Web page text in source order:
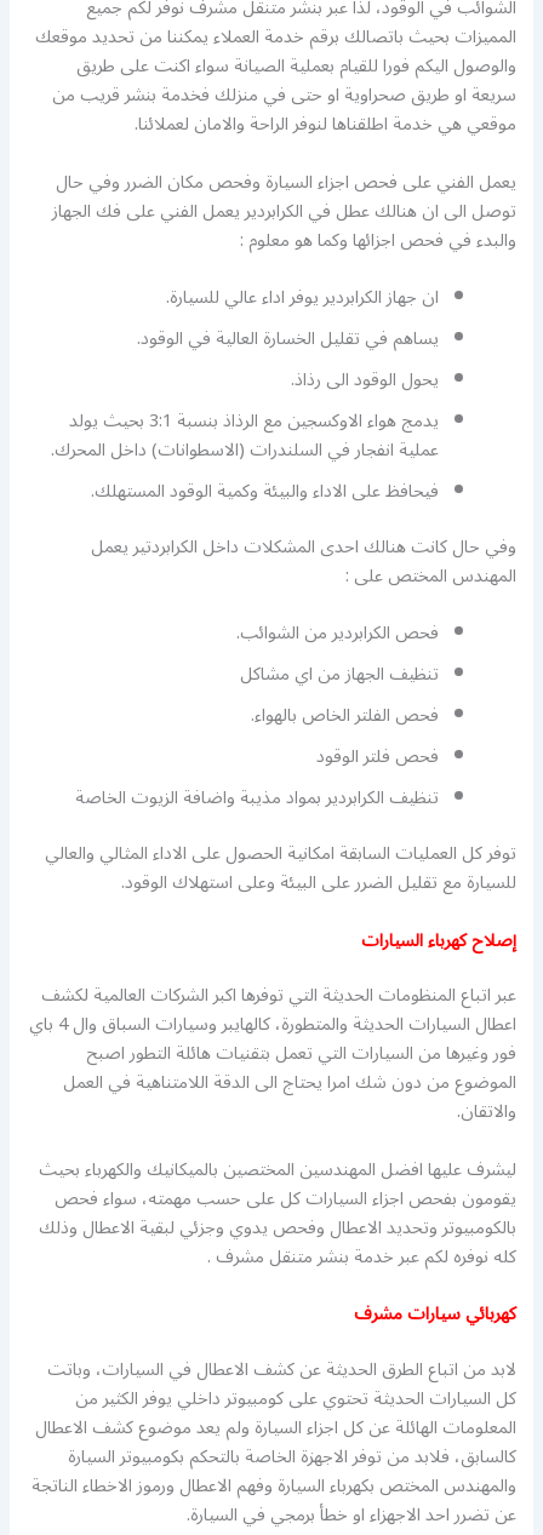
الشوائب في الوقود، لذا عبر بنشر متنقل مشرف نوفر لكم جميع
المميزات بحيث باتصالك برقم خدمة العملاء يمكننا من تحديد موقعك
والوصول اليكم فورا للقيام بعملية الصيانة سواء اكنت على طريق
سريعة او طريق صحراوية او حتى في منزلك فخدمة بنشر قريب من
موقعي هي خدمة اطلقناها لنوفر الراحة والامان لعملائنا.
يعمل الفني على فحص اجزاء السيارة وفحص مكان الضرر وفي حال
توصل الى ان هنالك عطل في الكرابردير يعمل الفني على فك الجهاز
والبدء في فحص اجزائها وكما هو معلوم :
ان جهاز الكرابردير يوفر اداء عالي للسيارة.
يساهم في تقليل الخسارة العالية في الوقود.
يحول الوقود الى رذاذ.
يدمج هواء الاوكسجين مع الرذاذ بنسبة 3:1 بحيث يولد
عملية انفجار في السلندرات (الاسطوانات) داخل المحرك.
فيحافظ على الاداء والبيئة وكمية الوقود المستهلك.
وفي حال كانت هنالك احدى المشكلات داخل الكرابردتير يعمل
المهندس المختص على :
فحص الكرابردير من الشوائب.
تنظيف الجهاز من اي مشاكل
فحص الفلتر الخاص بالهواء.
فحص فلتر الوقود
تنظيف الكرابردير بمواد مذيبة واضافة الزيوت الخاصة
توفر كل العمليات السابقة امكانية الحصول على الاداء المثالي والعالي
للسيارة مع تقليل الضرر على البيئة وعلى استهلاك الوقود.
إصلاح كهرباء السيارات
عبر اتباع المنظومات الحديثة التي توفرها اكبر الشركات العالمية لكشف
اعطال السيارات الحديثة والمتطورة، كالهايبر وسيارات السباق وال 4 باي
فور وغيرها من السيارات التي تعمل بتقنيات هائلة التطور اصبح
الموضوع من دون شك امرا يحتاج الى الدقة اللامتناهية في العمل
والاتقان.
ليشرف عليها افضل المهندسين المختصين بالميكانيك والكهرباء بحيث
يقومون بفحص اجزاء السيارات كل على حسب مهمته، سواء فحص
بالكومبيوتر وتحديد الاعطال وفحص يدوي وجزئي لبقية الاعطال وذلك
كله نوفره لكم عبر خدمة بنشر متنقل مشرف .
كهربائي سيارات مشرف
لابد من اتباع الطرق الحديثة عن كشف الاعطال في السيارات، وباتت
كل السيارات الحديثة تحتوي على كومبيوتر داخلي يوفر الكثير من
المعلومات الهائلة عن كل اجزاء السيارة ولم يعد موضوع كشف الاعطال
كالسابق، فلابد من توفر الاجهزة الخاصة بالتحكم بكومبيوتر السيارة
والمهندس المختص بكهرباء السيارة وفهم الاعطال ورموز الاخطاء الناتجة
عن تضرر احد الاجهزاء او خطأ برمجي في السيارة.